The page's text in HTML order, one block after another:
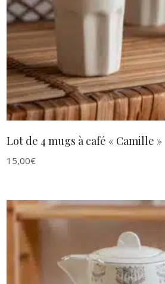
Lot de 4 mugs à café « Camille »
15,00€